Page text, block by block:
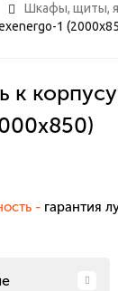
Шкафы, щиты,
1
к корпусу
- гарантия